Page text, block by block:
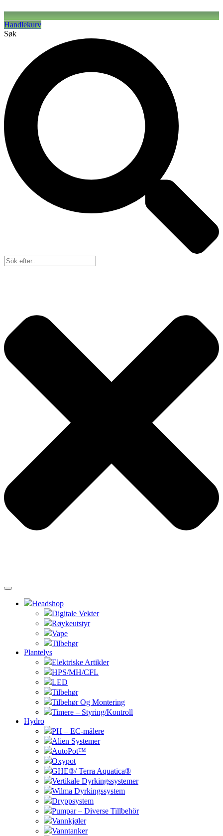
Handlekurv
Søk
Headshop
Digitale Vekter
Røykeutstyr
Vape
Tilbehør
Plantelys
Elektriske Artikler
HPS/MH/CFL
LED
Tilbehør
Tilbehør Og Montering
Timere – Styring/Kontroll
Hydro
PH – EC-målere
Alien Systemer
AutoPot™
Oxypot
GHE®/ Terra Aquatica®
Vertikale Dyrkingssystemer
Wilma Dyrkingssystem
Dryppsystem
Pumpar – Diverse Tillbehör
Vannkjøler
Vanntanker